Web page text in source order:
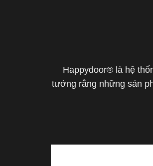
Happydoor® là hệ
tưởng rằng những sản